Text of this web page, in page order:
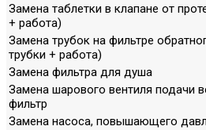
Замена таблетки в клапане от
+ работа)
Замена трубок на фильтре
трубки + работа)
Замена фильтра для душа
Замена шарового вентиля подачи
фильтр
Замена насоса, повышающего